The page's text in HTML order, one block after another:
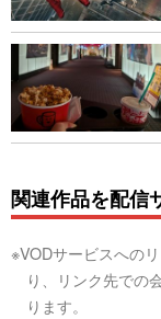
関連作品を配信
※VODサービスへの
り、リンク先での
ります。